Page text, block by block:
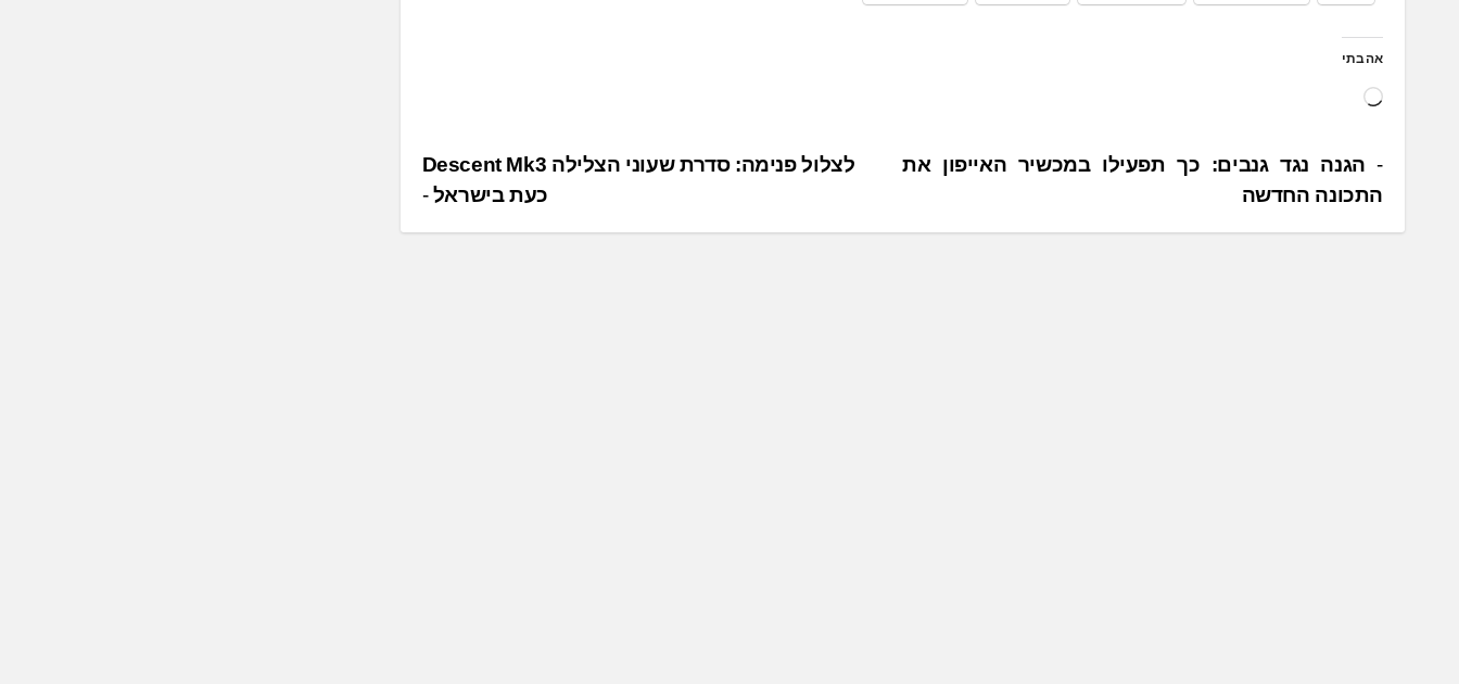
אהבתי
ט
ע
ן נ
י
ו
לצלול פנימה: סדרת שעוני הצלילה Descent Mk3
כעת בישראל
הגנה נגד גנבים: כך תפעילו במכשיר האייפון את
התכונה החדשה